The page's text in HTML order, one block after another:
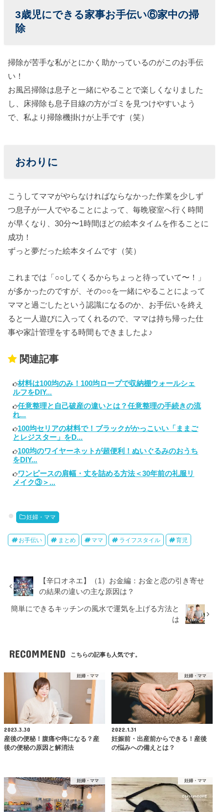
3歳児にできる家事お手伝い⑥家中の掃
除
掃除が苦手な私がとにかく助かっているのがこのお手伝
い！
お風呂掃除は息子と一緒にやることで楽しくなりました
し、床掃除も息子目線の方がゴミを見つけやすいよう
で、私より掃除機掛けが上手です（笑）
おわりに
こうしてママがやらなければならなかった作業を少しず
つ息子が一人でやることによって、毎晩寝室へ行く時間
が早くなり、30分〜1時間ほどの絵本タイムを作ることに
成功！
ずっと夢だった絵本タイムです（笑）
これまでは「○○してくるからちょっと待っていて〜！」
が多かったのですが、その○○を一緒にやることによって
ママと過ごしたという認識になるのか、お手伝いを終え
ると一人遊びに入ってくれるので、ママは持ち帰った仕
事や家計管理をする時間もできましたよ♪
関連記事
材料は100均のみ！100均ロープで収納棚ウォールシェ
ルフをDIY...
任意整理と自己破産の違いとは？任意整理の手続きの流
れ...
100均セリアの材料で！ブラックがかっこいい「ままご
とレジスター」をD...
100均のワイヤーネットが超便利！ぬいぐるみのおうち
をDIY...
ワンピースの肩幅・丈を詰める方法＜30年前の礼服リ
メイク③＞...
妊婦・ママ
お手伝い まとめ ママ ライフスタイル 育児
【辛口オネエ】（1）お金編：お金と恋の引き寄せ
の結果の違いの主な原因は？
簡単にできるキッチンの風水で運気を上げる方法と
は
RECOMMEND こちらの記事も人気です。
妊婦・ママ
2023.3.30
産後の便秘！腹痛や痔になる？産
後の便秘の原因と解消法
妊婦・ママ
2022.1.31
妊娠前・出産前からできる！産後
の悩みへの備えとは？
妊婦・ママ 妊婦・ママ